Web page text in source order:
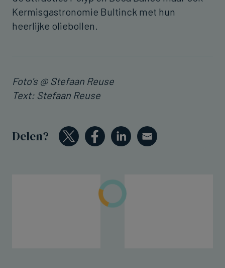
Kermisgastronomie Bultinck met hun
heerlijke oliebollen.
Foto's @ Stefaan Reuse
Text: Stefaan Reuse
Delen?